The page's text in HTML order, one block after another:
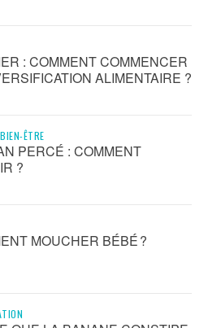
: COMMENT COMMENCER
ALIMENTAIRE ?
ÊTRE
PERCÉ : COMMENT
?
MOUCHER BÉBÉ ?